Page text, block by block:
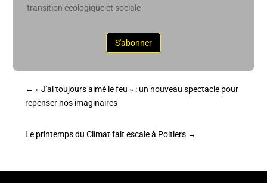
transition écologique et sociale
S'abonner
←« J'ai toujours aimé le feu » : un nouveau spectacle pour
repenser nos imaginaires
Le printemps du Climat fait escale à Poitiers →